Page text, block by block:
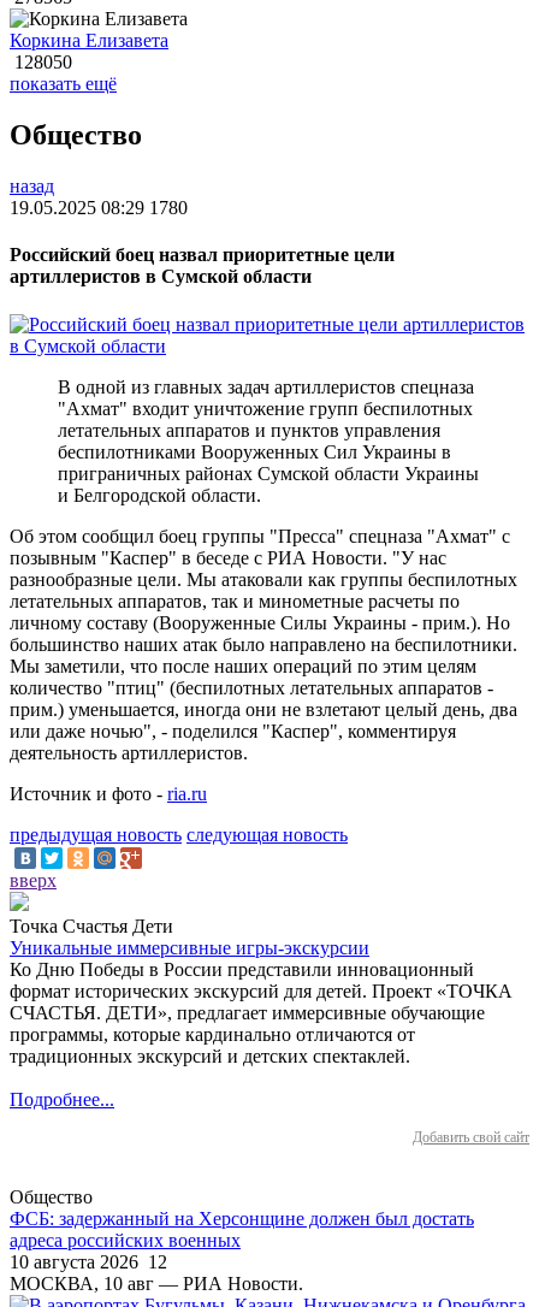
Коркина Елизавета
128050
показать ещё
Общество
назад
19.05.2025 08:29 1780
Российский боец назвал приоритетные цели
артиллеристов в Сумской области
В одной из главных задач артиллеристов спецназа
"Ахмат" входит уничтожение групп беспилотных
летательных аппаратов и пунктов управления
беспилотниками Вооруженных Сил Украины в
приграничных районах Сумской области Украины
и Белгородской области.
Об этом сообщил боец группы "Пресса" спецназа "Ахмат" с
позывным "Каспер" в беседе с РИА Новости. "У нас
разнообразные цели. Мы атаковали как группы беспилотных
летательных аппаратов, так и минометные расчеты по
личному составу (Вооруженные Силы Украины - прим.). Но
большинство наших атак было направлено на беспилотники.
Мы заметили, что после наших операций по этим целям
количество "птиц" (беспилотных летательных аппаратов -
прим.) уменьшается, иногда они не взлетают целый день, два
или даже ночью", - поделился "Каспер", комментируя
деятельность артиллеристов.
Источник и фото - ria.ru
предыдущая новость следующая новость
вверх
Точка Счастья Дети
Уникальные иммерсивные игры-экскурсии
Ко Дню Победы в России представили инновационный
формат исторических экскурсий для детей. Проект «ТОЧКА
СЧАСТЬЯ. ДЕТИ», предлагает иммерсивные обучающие
программы, которые кардинально отличаются от
традиционных экскурсий и детских спектаклей.
Подробнее...
Добавить свой сайт
Общество
ФСБ: задержанный на Херсонщине должен был достать
адреса российских военных
10 августа 2026 12
МОСКВА, 10 авг — РИА Новости.